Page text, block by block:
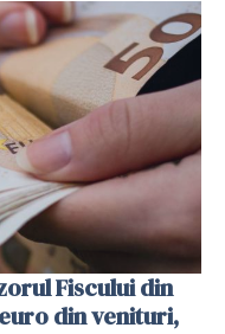
Fiscului din
din venituri,